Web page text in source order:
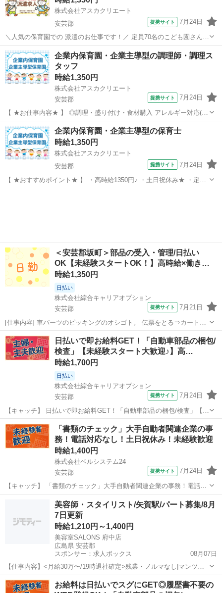
株式会社アスカクリエート
安芸郡
提携サイト 7月24日
＼人気の保育園での 派遣のお仕事です！／ 定員70名のこども園さんで
子どもたち と楽しく過ごして下さる方を募集しています！★ ＊現在派
遣さん稼働中！ 【おすすめポイント！】 ★定員70名！ ★高時給1500
円！ ★1...
広島 安芸郡 保育士
企業内保育園・企業主導型の調理師・調理ス
タッフ
時給1,350円
株式会社アスカクリエート
安芸郡
提携サイト 7月24日
【 ★お仕事内容★ 】 ◎調理・盛り付け・食材購入 アレルギー対応(一
部) ◎離乳食など0歳児の対応あり ※基本的に作成した献立あるので
当面こちらを使用してOK！ 慣れた頃に作成していただければ と思
い...
広島 安芸郡 キッチン
企業内保育園・企業主導型の保育士
時給1,350円
株式会社アスカクリエート
安芸郡
提携サイト 7月24日
【 ★おすすめポイント★ 】 ・高時給1350円♪ ・土日祝休み★ ・定員
＜安芸郡坂町＞部品の受入・管理/日払い
OK【未経験スタートOK！】高時給×働き…
時給1,350円
日払い
株式会社綜合キャリアオプション
安芸郡
提携サイト 7月21日
[仕事内容] 車パーツのピッキングのオシゴト。 伝票をとる⇒カートで
部品集め⇒集めた部品をラインに流すまでの一連をメインにお任せし
ます！ 。＋お仕事探しはコンシェルスタッフにおまかせ＋。 あなたの
お仕事探しをしっかりサ...
広島 安芸郡 仕分け
日払いで即お給料GET！「自動車部品の梱包/
検査」【未経験スタート大歓迎♪】高…
時給1,700円
日払い
株式会社綜合キャリアオプション
安芸郡
提携サイト 7月24日
【キャッチ】 日払いで即お給料GET！「自動車部品の梱包/検査」【未
経験スタート大歓迎♪】高収入でしっかり稼ぐ！残業もあるのでガッツ
リ稼げます！高時給1700円！ 【コメント】 弊社なら事前の職場見学
が多数！お仕事安心スタ...
広島 安芸郡 仕分け
「書類のチェック」大手自動者関連企業の事
務！電話対応なし！土日祝休み！未経験歓迎
時給1,400円
株式会社ベルシステム24
安芸郡
提携サイト 7月24日
【キャッチ】 「書類のチェック」大手自動者関連企業の事務！電話対
応なし！土日祝休み！未経験歓迎 【コメント】 ベルシステム24ではW
ワークや扶養内勤務、短期や長期など様々なお仕事をご紹介可能！ お
給料は前払いで即GET◎ ...
一般事務
美容師・スタイリスト/矢賀駅/パート募集/8月
7日更新
時給1,210円～1,400円
美容室SALONS 府中店
広島県 安芸郡
スポンサー：求人ボックス
08月07日
【仕事内容】<月給30万〜/19時退社確定>残業・ノルマなし|マンツー
マン施術の美容室 <募集職種> 美容師 <仕事内容> 美容師本来の仕事だ
けに集中できる環境 <ヘルプなし・教育なしのマンツーマン> お客様
アルバイト・パート
お給料は日払いでスグにGET◎履歴書不要の